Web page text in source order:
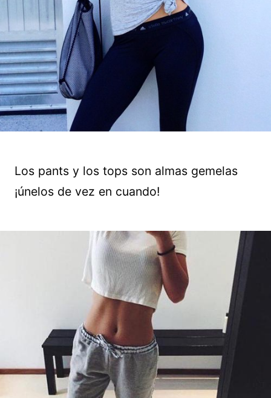
Los pants y los tops son almas gemelas
¡únelos de vez en cuando!